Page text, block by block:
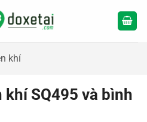
khí
khí SQ495 và bình